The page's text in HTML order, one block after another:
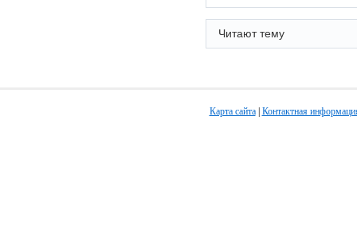
Читают тему
Карта сайта| Контактная